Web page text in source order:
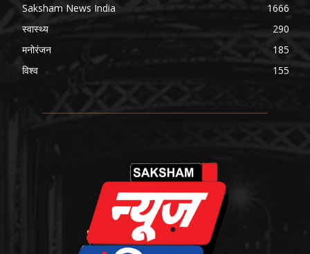
Saksham News India
1666
स्वास्थ्य
290
मनोरंजन
185
विश्व
155